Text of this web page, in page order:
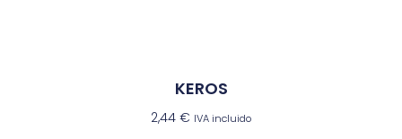
KEROS
2,44 € IVA incluido